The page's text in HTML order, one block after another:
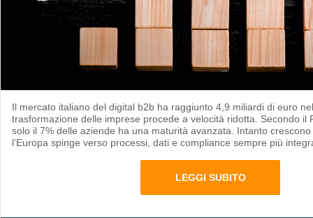
Il mercato italiano del digital b2b ha raggiunto 4,9 miliardi di euro
trasformazione delle imprese procede a velocità ridotta. Secondo il
solo il 7% delle aziende ha una maturità avanzata. Intanto
l’Europa spinge verso processi, dati e compliance sempre più
LEGGI SUBITO